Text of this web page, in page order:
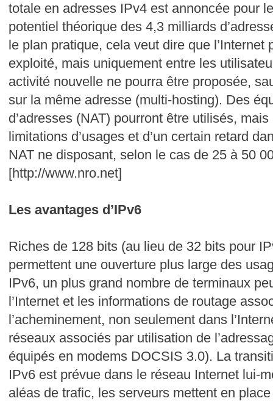
totale en adresses IPv4 est annoncée pour
potentiel théorique des 4,3 milliards
le plan pratique, cela veut dire que l’Internet
exploité, mais uniquement entre les
activité nouvelle ne pourra être proposée,
sur la même adresse (multi-hosting). Des
d’adresses (NAT) pourront être utilisés,
limitations d’usages et d’un certain retard
NAT ne disposant, selon le cas de 25 à 50
[http://www.nro.net]
Les avantages d’IPv6
Riches de 128 bits (au lieu de 32 bits pour
permettent une ouverture plus large des
IPv6, un plus grand nombre de terminaux
l’Internet et les informations de routage
l’acheminement, non seulement dans
réseaux associés par utilisation de
équipés en modems DOCSIS 3.0). La
IPv6 est prévue dans le réseau Internet lui-
aléas de trafic, les serveurs mettent en